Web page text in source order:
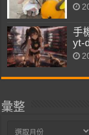
手
yt-
彙整
彙